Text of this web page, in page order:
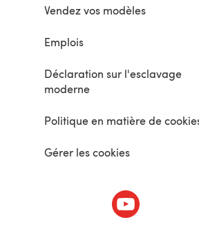
Vendez vos modèles
Emplois
Déclaration sur l'esclavage
moderne
Politique en matière de
Gérer les cookies
dans un nouvel onglet) (s'ouvre dans